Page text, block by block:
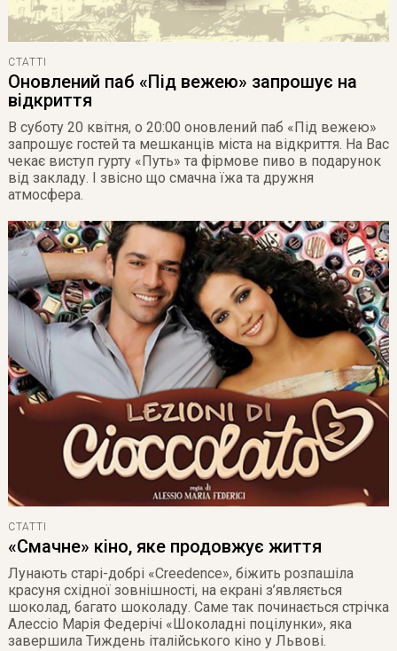
СТАТТІ
Оновлений паб «Під вежею» запрошує на
відкриття
В суботу 20 квітня, о 20:00 оновлений паб «Під вежею»
запрошує гостей та мешканців міста на відкриття. На Вас
чекає виступ гурту «Путь» та фірмове пиво в подарунок
від закладу. І звісно що смачна їжа та дружня
атмосфера.
СТАТТІ
«Смачне» кіно, яке продовжує життя
Лунають старі-добрі «Creedence», біжить розпашіла
красуня східної зовнішності, на екрані з’являється
шоколад, багато шоколаду. Саме так починається стрічка
Алессіо Марія Федерічі «Шоколадні поцілунки», яка
завершила Тиждень італійського кіно у Львові.